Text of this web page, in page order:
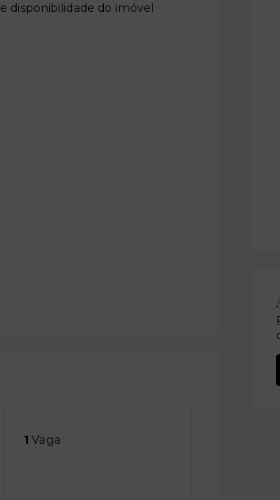
disponibilidade do imóvel
1 Vaga